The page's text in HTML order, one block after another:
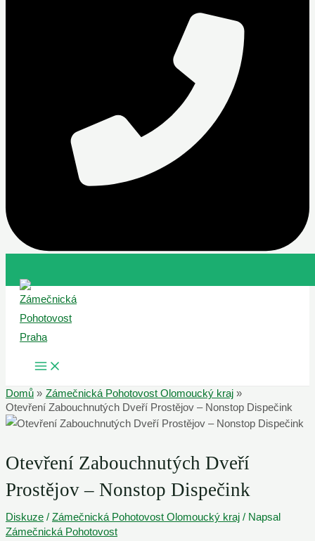
Přeskočit
obsah
MAIN
MENU
Domů
Zámečnická Pohotovost Olomoucký kraj
Otevření Zabouchnutých Dveří Prostějov – Nonstop Dispečink
Otevření Zabouchnutých Dveří
Prostějov – Nonstop Dispečink
Diskuze / Zámečnická Pohotovost Olomoucký kraj / Napsal
Zámečnická Pohotovost